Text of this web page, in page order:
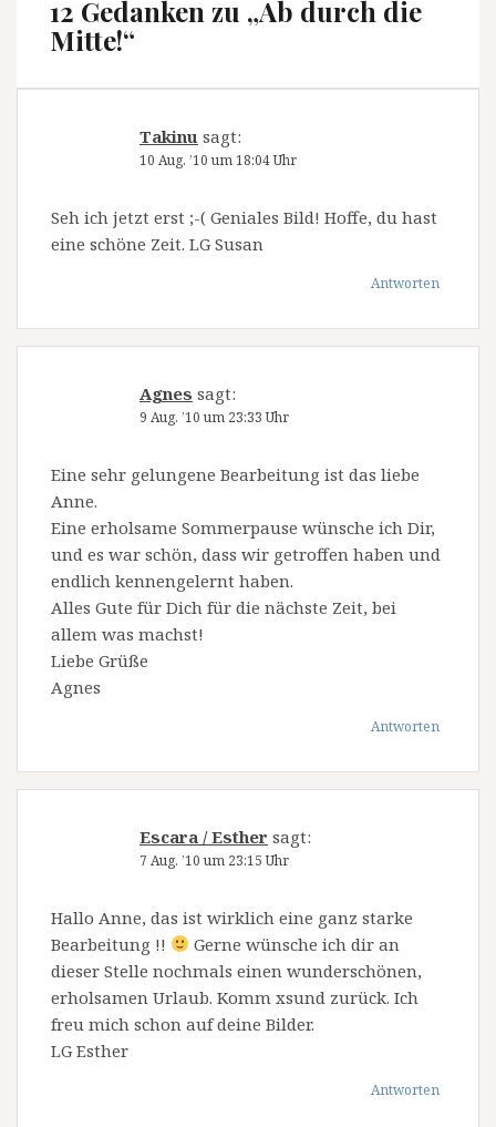
12 Gedanken zu „Ab durch die
Mitte!“
Takinu sagt:
10 Aug. ’10 um 18:04 Uhr
Seh ich jetzt erst ;-( Geniales Bild! Hoffe, du hast
eine schöne Zeit. LG Susan
Antworten
Agnes sagt:
9 Aug. ’10 um 23:33 Uhr
Eine sehr gelungene Bearbeitung ist das liebe
Anne.
Eine erholsame Sommerpause wünsche ich Dir,
und es war schön, dass wir getroffen haben und
endlich kennengelernt haben.
Alles Gute für Dich für die nächste Zeit, bei
allem was machst!
Liebe Grüße
Agnes
Antworten
Escara / Esther sagt:
7 Aug. ’10 um 23:15 Uhr
Hallo Anne, das ist wirklich eine ganz starke
Bearbeitung !!
Gerne wünsche ich dir an
dieser Stelle nochmals einen wunderschönen,
erholsamen Urlaub. Komm xsund zurück. Ich
freu mich schon auf deine Bilder.
LG Esther
Antworten